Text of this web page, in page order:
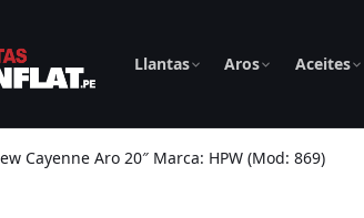
Llantas Aros Aceites
Cayenne Aro 20″ Marca: HPW (Mod: 869)